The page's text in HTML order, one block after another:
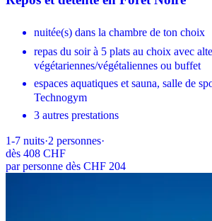
nuitée(s) dans la chambre de ton choix
repas du soir à 5 plats au choix avec
végétariennes/végétaliennes ou buffet
espaces aquatiques et sauna, salle de
Technogym
3 autres prestations
1-7 nuits·2 personnes·
dès 408 CHF
par personne dès CHF 204